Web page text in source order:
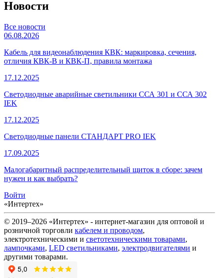
Новости
Все новости
06.08.2026
Кабель для видеонаблюдения КВК: маркировка, сечения,
отличия КВК-В и КВК-П, правила монтажа
17.12.2025
Светодиодные аварийные светильники ССА 301 и ССА 302
IEK
17.12.2025
Светодиодные панели СТАНДАРТ PRO IEK
17.09.2025
Малогабаритный распределительный щиток в сборе: зачем
нужен и как выбрать?
Войти
«Интертех»
© 2019–2026 «Интертех» - интернет-магазин для оптовой и
розничной торговли кабелем и проводом,
электротехническими и светотехническими товарами,
лампочками, LED светильниками, электродвигателями и
другими товарами.